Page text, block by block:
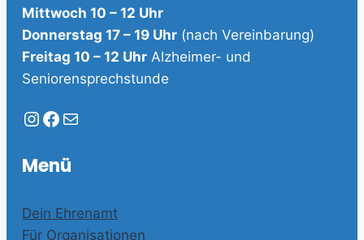
Mittwoch 10 – 12 Uhr
Donnerstag 17 – 19 Uhr (nach Vereinbarung)
Freitag 10 – 12 Uhr Alzheimer- und
Seniorensprechstunde
Instagram
Facebook
E-Mail
Menü
Dein Ehrenamt
Für Organisationen